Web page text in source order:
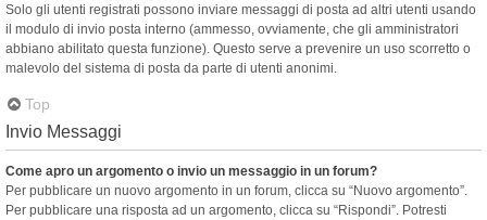
Solo gli utenti registrati possono inviare messaggi di posta ad altri utenti usando
il modulo di invio posta interno (ammesso, ovviamente, che gli amministratori
abbiano abilitato questa funzione). Questo serve a prevenire un uso scorretto o
malevolo del sistema di posta da parte di utenti anonimi.
Top
Invio Messaggi
Come apro un argomento o invio un messaggio in un forum?
Per pubblicare un nuovo argomento in un forum, clicca su “Nuovo argomento”.
Per pubblicare una risposta ad un argomento, clicca su “Rispondi”. Potresti